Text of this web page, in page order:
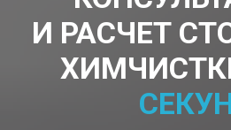
И РАСЧЕТ